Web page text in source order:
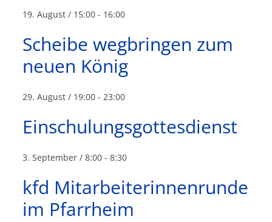
19. August / 15:00 - 16:00
Scheibe wegbringen zum
neuen König
29. August / 19:00 - 23:00
Einschulungsgottesdienst
3. September / 8:00 -8:30
kfd Mitarbeiterinnenrunde
im Pfarrheim